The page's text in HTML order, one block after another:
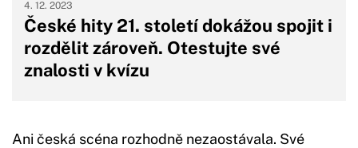
České hity 21. století dokážou spojit i
rozdělit zároveň. Otestujte své
znalosti v kvízu
4. 12. 2023
Ani česká scéna rozhodně nezaostávala. Své